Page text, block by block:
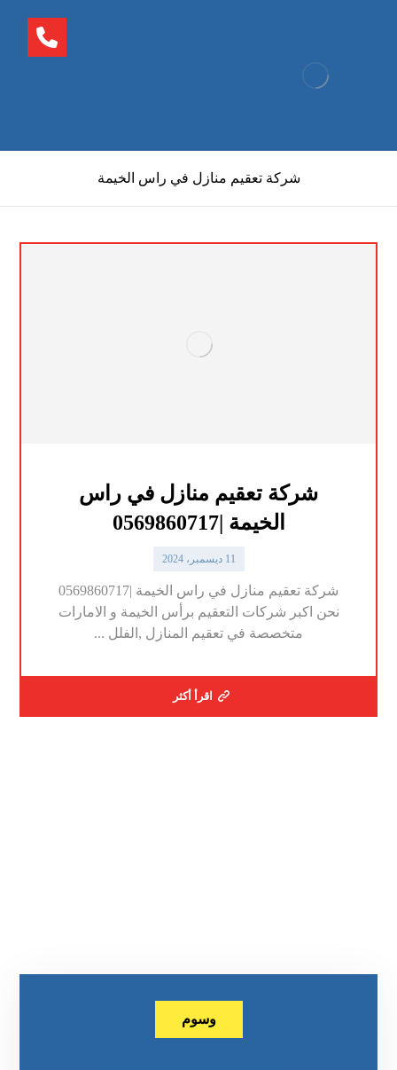
شركة تعقيم منازل في راس الخيمة
شركة تعقيم منازل في راس
الخيمة |0569860717
11 ديسمبر، 2024
شركة تعقيم منازل في راس الخيمة |0569860717
نحن اكبر شركات التعقيم برأس الخيمة و الامارات
متخصصة في تعقيم المنازل ,الفلل ...
اقرأ أكثر
وسوم